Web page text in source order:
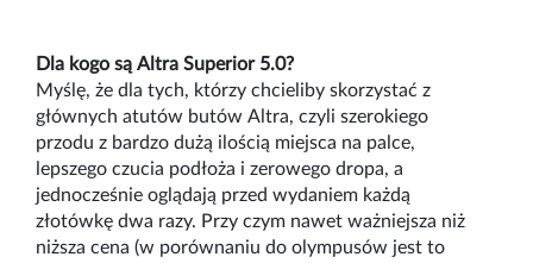
Dla kogo są Altra Superior 5.0?
Myślę, że dla tych, którzy chcieliby skorzystać z
głównych atutów butów Altra, czyli szerokiego
przodu z bardzo dużą ilością miejsca na palce,
lepszego czucia podłoża i zerowego dropa, a
jednocześnie oglądają przed wydaniem każdą
złotówkę dwa razy. Przy czym nawet ważniejsza niż
niższa cena (w porównaniu do o lympusów jest to